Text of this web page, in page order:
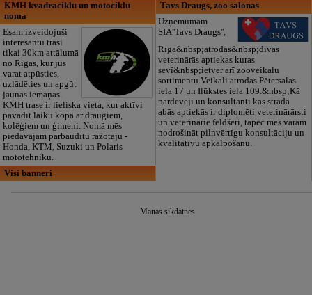
KMH kvadraciklu un motociklu
noma
Esam izveidojuši
interesantu trasi
tikai 30km attālumā
no Rīgas, kur jūs
varat atpūsties,
uzlādēties un apgūt
jaunas iemaņas.
KMH trase ir lieliska vieta, kur aktīvi
pavadīt laiku kopā ar draugiem,
kolēģiem un ģimeni. Nomā mēs
piedāvājam pārbaudītu ražotāju -
Honda, KTM, Suzuki un Polaris
mototehniku.
Tavs Draugs, zoo salonas
Uzņēmumam
SIA''Tavs Draugs'',
Rīgā&nbsp;atrodas&nbsp;divas
veterinārās aptiekas kuras
sevī&nbsp;ietver arī zooveikalu
sortimentu.Veikali atrodas Pētersalas
iela 17 un Ilūkstes iela 109.&nbsp;Kā
pārdevēji un konsultanti kas strādā
abās aptiekās ir diplomēti veterinārārsti
un veterinārie feldšeri, tāpēc mēs varam
nodrošināt pilnvērtīgu konsultāciju un
kvalitatīvu apkalpošanu.
Visi banneri
Manas sīkdatnes